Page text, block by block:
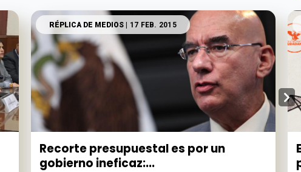
RÉPLICA DE MEDIOS | 17 FEB. 2015
Recorte presupuestal es por un
gobierno ineficaz:...